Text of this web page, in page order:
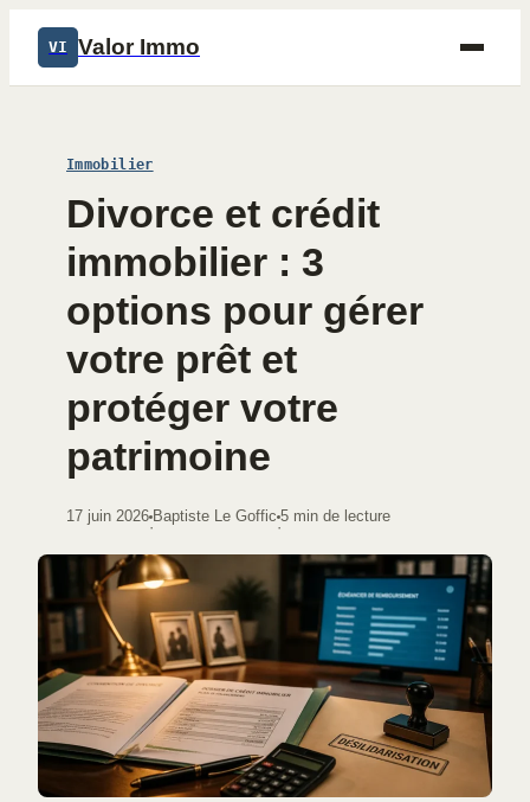
VI Valor Immo
Immobilier
Divorce et crédit
immobilier : 3
options pour gérer
votre prêt et
protéger votre
patrimoine
17 juin 2026
·
Baptiste Le Goffic
·
5 min de lecture